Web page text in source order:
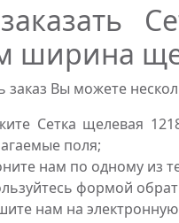
ширина
Вы можете
Сетка щелевая
поля;
нам по одному из
формой
нам на электронную